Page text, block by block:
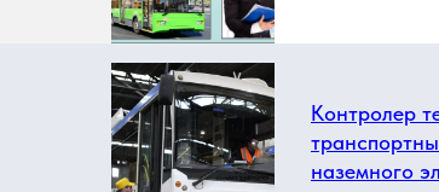
Контролер
наземного